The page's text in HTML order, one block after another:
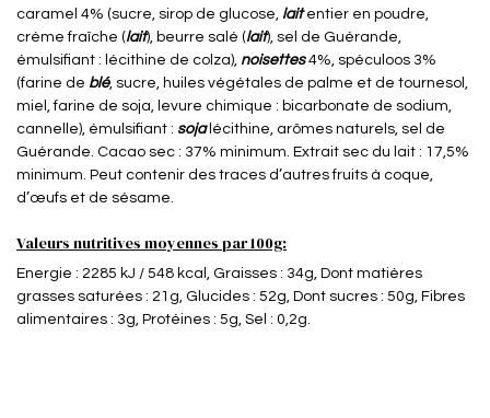
caramel 4% (sucre, sirop de glucose, laitentier en poudre,
crème fraîche (lait), beurre salé (lait), sel de Guérande,
émulsifiant : lécithine de colza), noisettes4%, spéculoos 3%
(farine de blé, sucre, huiles végétales de palme et de tournesol,
miel, farine de soja, levure chimique : bicarbonate de sodium,
cannelle), émulsifiant : sojalécithine, arômes naturels, sel de
Guérande. Cacao sec : 37% minimum. Extrait sec du lait : 17,5%
minimum. Peut contenir des traces d’autres fruits à coque,
d’œufs et de sésame.
Valeurs nutritives moyennes par 100g:
Energie : 2285 kJ / 548 kcal, Graisses : 34g, Dont matières
grasses saturées : 21g, Glucides : 52g, Dont sucres : 50g, Fibres
alimentaires : 3g, Protéines : 5g, Sel : 0,2g.